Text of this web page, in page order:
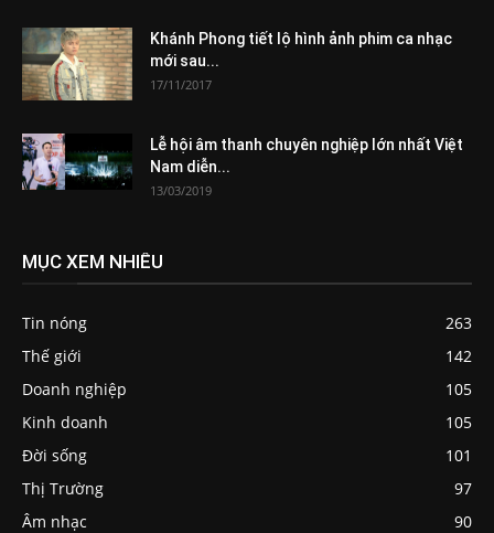
Khánh Phong tiết lộ hình ảnh phim ca nhạc
mới sau...
17/11/2017
Lễ hội âm thanh chuyên nghiệp lớn nhất Việt
Nam diễn...
13/03/2019
MỤC XEM NHIỀU
Tin nóng
263
Thế giới
142
Doanh nghiệp
105
Kinh doanh
105
Đời sống
101
Thị Trường
97
Âm nhạc
90